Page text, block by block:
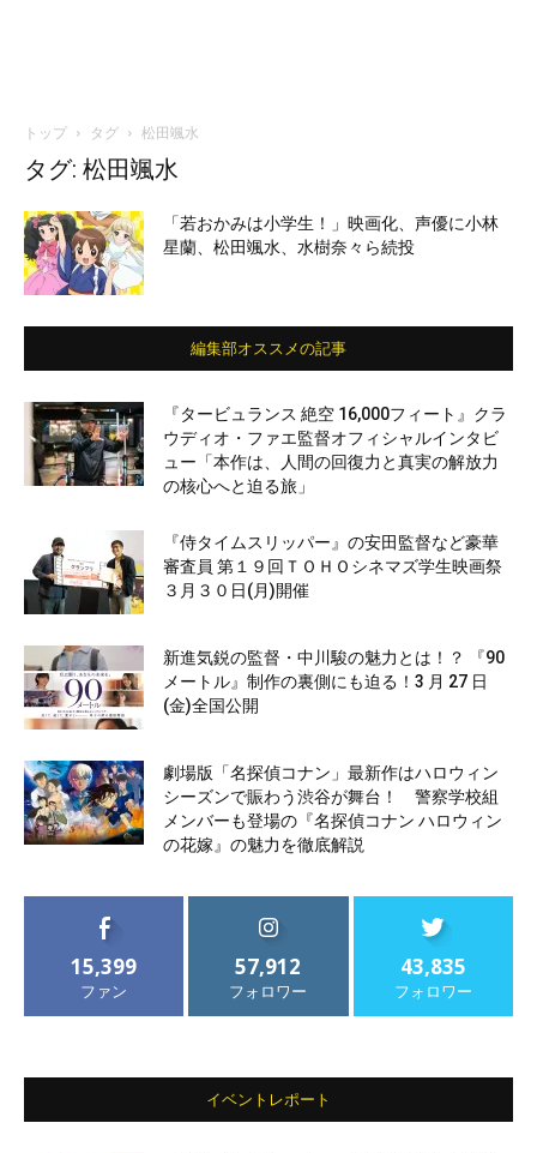
トップ タグ 松田颯水
タグ: 松田颯水
「若おかみは小学生！」映画化、声優に小林
星蘭、松田颯水、水樹奈々ら続投
編集部オススメの記事
『タービュランス 絶空 16,000フィート』クラ
ウディオ・ファエ監督オフィシャルインタビ
ュー「本作は、人間の回復力と真実の解放力
の核心へと迫る旅」
『侍タイムスリッパー』の安田監督など豪華
審査員 第１９回ＴＯＨＯシネマズ学生映画祭
３月３０日(月)開催
新進気鋭の監督・中川駿の魅力とは！？ 『90
メートル』制作の裏側にも迫る！3 月 27 日
(金)全国公開
劇場版「名探偵コナン」最新作はハロウィン
シーズンで賑わう渋谷が舞台！ 警察学校組
メンバーも登場の『名探偵コナン ハロウィン
の花嫁』の魅力を徹底解説
15,399
ファン
57,912
フォロワー
43,835
フォロワー
イベントレポート